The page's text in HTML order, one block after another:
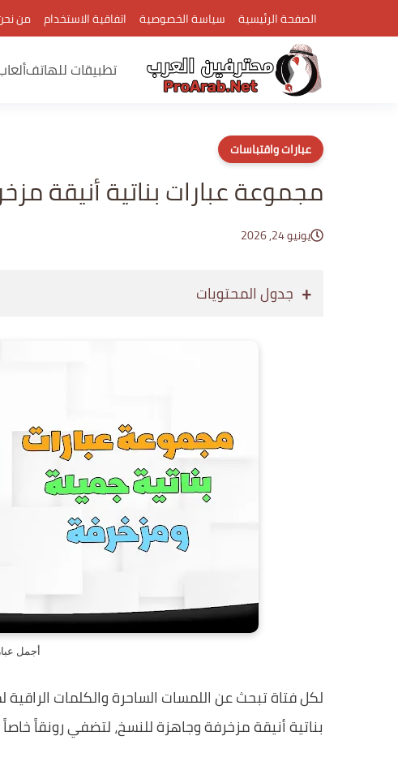
الصفحة الرئيسية سياسة الخصوصية اتفاقية الاستخدام من
تطبيقات للهاتف
عبارات واقتباسات
مجموعة عبارات بناتية أنيقة
يونيو 24, 2026
جدول المحتويات
أجمل
لكل فتاة تبحث عن اللمسات الساحرة والكلمات
بناتية أنيقة مزخرفة وجاهزة للنسخ، لتضفي رونقاً